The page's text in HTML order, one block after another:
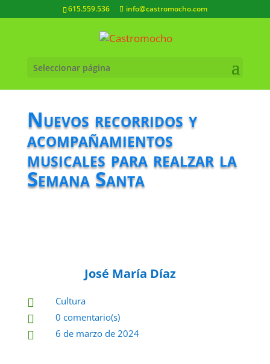
615.559.536 info@castromocho.com
Seleccionar página
Nuevos recorridos y
acompañamientos
musicales para realzar la
Semana Santa
José María Díaz
 Cultura
 0 comentario(s)
 6 de marzo de 2024